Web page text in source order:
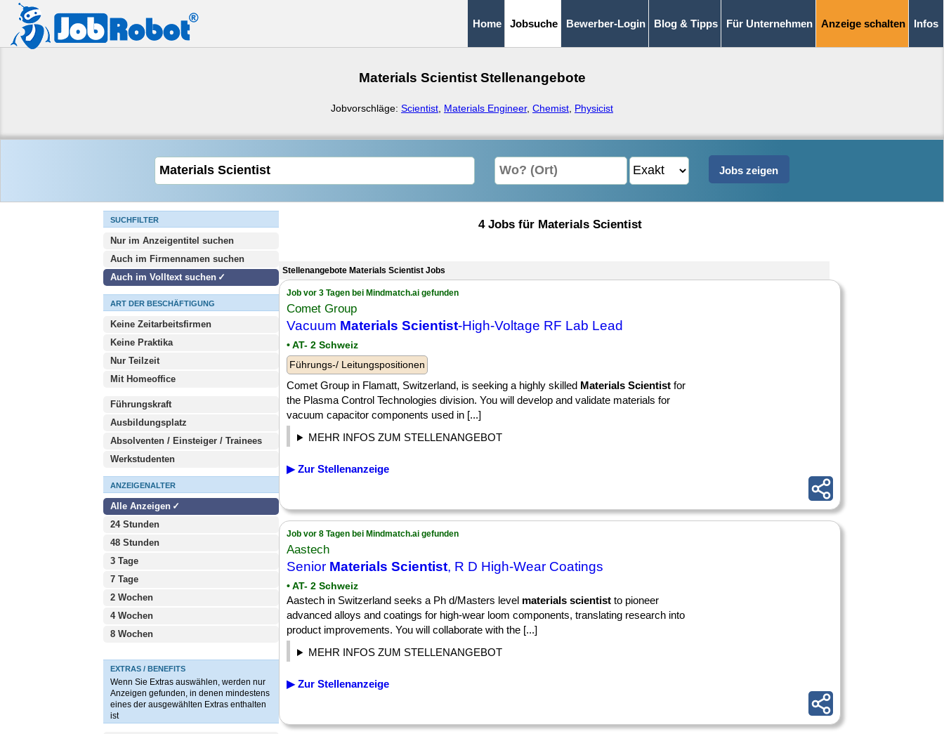
Home Jobsuche Bewerber-Login Blog & Tipps Für Unternehmen Anzeige schalten Infos
Materials Scientist Stellenangebote
Jobvorschläge: Scientist Materials Engineer, Chemist Physicist
SUCHFILTER
Nur im Anzeigentitel suchen
Auch im Firmennamen suchen
Auch im Volltext suchen
ART DER BESCHÄFTIGUNG
Keine Zeitarbeitsfirmen
Keine Praktika
Nur Teilzeit
Mit Homeoffice
Führungskraft
Ausbildungsplatz
Absolventen / Einsteiger / Trainees
Werkstudenten
ANZEIGENALTER
Alle Anzeigen
24 Stunden
48 Stunden
3 Tage
7 Tage
2 Wochen
4 Wochen
8 Wochen
EXTRAS / BENEFITS
Wenn Sie Extras auswählen, werden nur
Anzeigen gefunden, in denen mindestens
eines der ausgewählten Extras enthalten
ist
4 Jobs für Materials Scientist
Stellenangebote Materials Scientist Jobs
Job vor 3 Tagen bei Mindmatch.ai gefunden
Comet Group
Vacuum Materials Scientist-High-Voltage RF Lab Lead
• AT- 2 Schweiz
Führungs-/ Leitungspositionen
Comet Group in Flamatt, Switzerland, is seeking a highly skilled Materials Scientist for
the Plasma Control Technologies division. You will develop and validate materials for
vacuum capacitor components used in [...]
MEHR INFOS ZUM STELLENANGEBOT
▶ Zur Stellenanzeige
Job vor 8 Tagen bei Mindmatch.ai gefunden
Aastech
Senior Materials Scientist, R D High-Wear Coatings
• AT- 2 Schweiz
Aastech in Switzerland seeks a Ph d/Masters level materials scientist to pioneer
advanced alloys and coatings for high-wear loom components, translating research into
product improvements. You will collaborate with the [...]
MEHR INFOS ZUM STELLENANGEBOT
▶ Zur Stellenanzeige